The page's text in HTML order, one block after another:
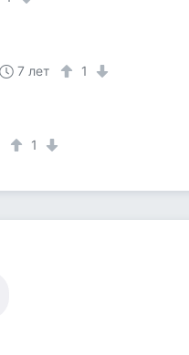
7 лет 1
1